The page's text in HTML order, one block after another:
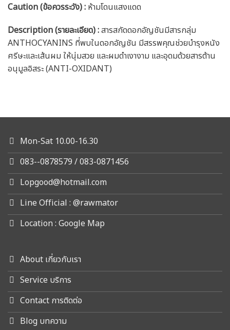
Caution(ข้อควรระวัง) : ห้ามโดนแสงแดด
Description (รายละเอียด):สารสกัดดอกอัญชันมีสารกลุ่ม
ANTHOCYANINS ที่พบในดอกอัญชัน มีสรรพคุณช่วยบำรุงหนัง
ศรีษะและเส้นผม ให้นุ่มสวย และผมดำเงางาม และอุดมด้วยสารต้าน
อนุมูลอิสระ (ANTI-OXIDANT)
Mon-Sat 10.00-16.30
083--0878579 / 083-0871456
Lopgood@hotmail.com
Line Official : @rawmator
Location : Google Map
About เกี่ยวกับเรา
Service บริการ
Contact การติดต่อ
Blog บทความ